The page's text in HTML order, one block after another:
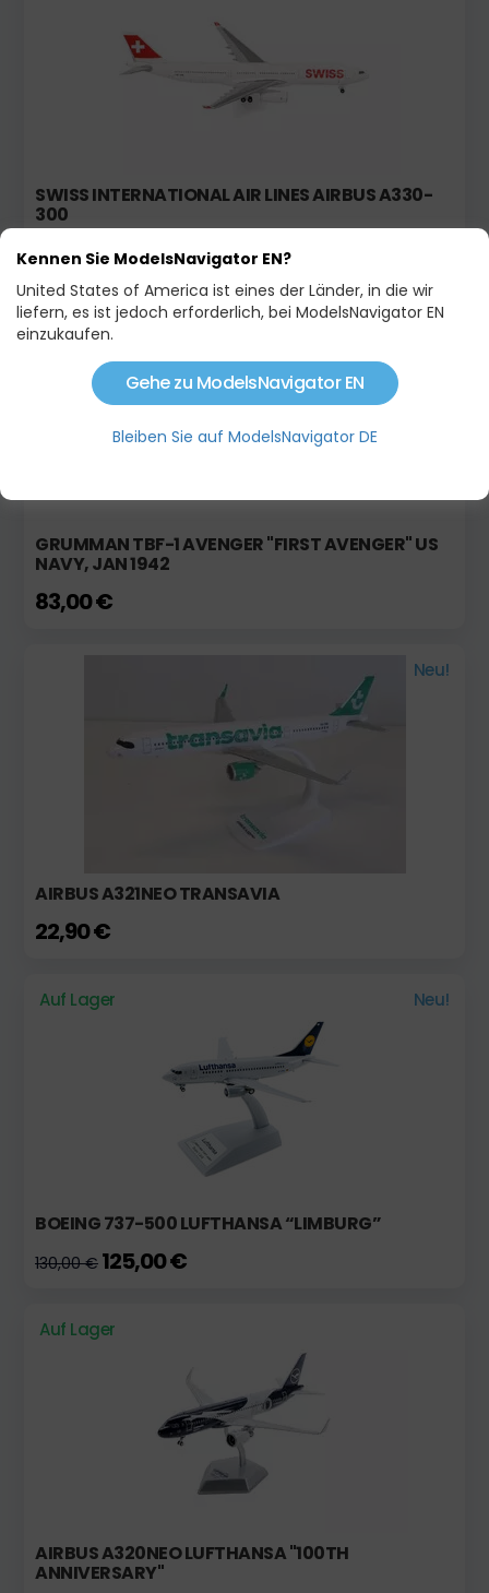
SWISS INTERNATIONAL AIR LINES AIRBUS A330-
300
44,95 €
Neu!
GRUMMAN TBF-1 AVENGER "FIRST AVENGER" US
NAVY, JAN 1942
83,00 €
Neu!
AIRBUS A321NEO TRANSAVIA
22,90 €
Auf Lager Neu!
BOEING 737-500 LUFTHANSA “LIMBURG”
130,00 € 125,00 €
Auf Lager
AIRBUS A320NEO LUFTHANSA "100TH
ANNIVERSARY"
Kennen Sie ModelsNavigator EN?
United States of America ist eines der Länder, in die wir
liefern, es ist jedoch erforderlich, bei ModelsNavigator EN
einzukaufen.
Gehe zu ModelsNavigator EN
Bleiben Sie auf ModelsNavigator DE